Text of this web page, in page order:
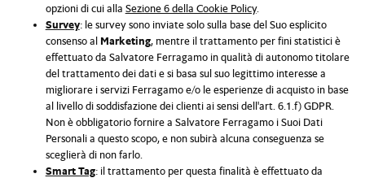
opzioni di cui alla Sezione 6 della Cookie Policy.
Survey: le survey sono inviate solo sulla base del Suo esplicito
consenso al Marketing, mentre il trattamento per fini statistici è
effettuato da Salvatore Ferragamo in qualità di autonomo titolare
del trattamento dei dati e si basa sul suo legittimo interesse a
migliorare i servizi Ferragamo e/o le esperienze di acquisto in base
al livello di soddisfazione dei clienti ai sensi dell'art. 6.1.f) GDPR.
Non è obbligatorio fornire a Salvatore Ferragamo i Suoi Dati
Personali a questo scopo, e non subirà alcuna conseguenza se
sceglierà di non farlo.
Smart Tag: il trattamento per questa finalità è effettuato da